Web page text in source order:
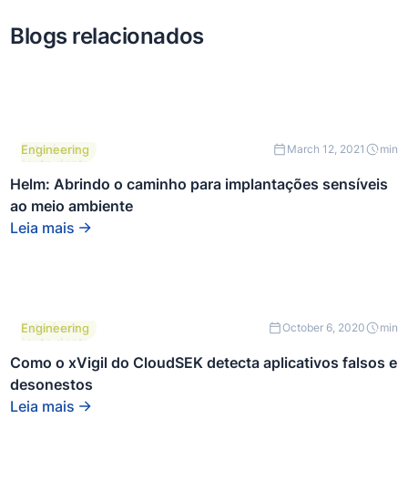
Blogs relacionados
Este é um
texto dentro
de um bloco
div.
Engineering March 12, 2021 min
Helm: Abrindo o caminho para implantações sensíveis
ao meio ambiente
Leia mais
Este é um
texto dentro
de um bloco
div.
Engineering October 6, 2020 min
Como o xVigil do CloudSEK detecta aplicativos falsos e
desonestos
Leia mais